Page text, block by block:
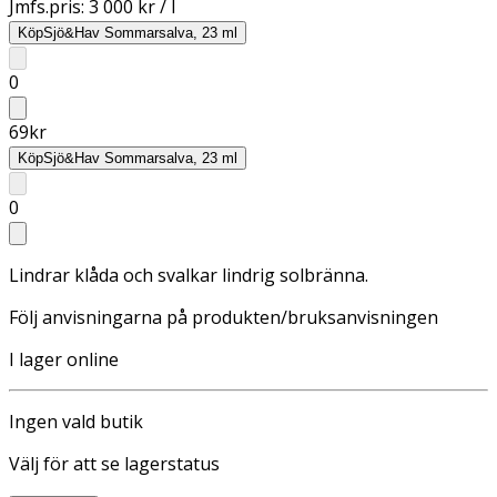
Jmfs.pris: 3 000 kr / l
KöpSjö&Hav Sommarsalva, 23 ml
0
69kr
KöpSjö&Hav Sommarsalva, 23 ml
0
Lindrar klåda och svalkar lindrig solbränna.
Följ anvisningarna på produkten/bruksanvisningen
I lager online
Ingen vald butik
Välj för att se lagerstatus